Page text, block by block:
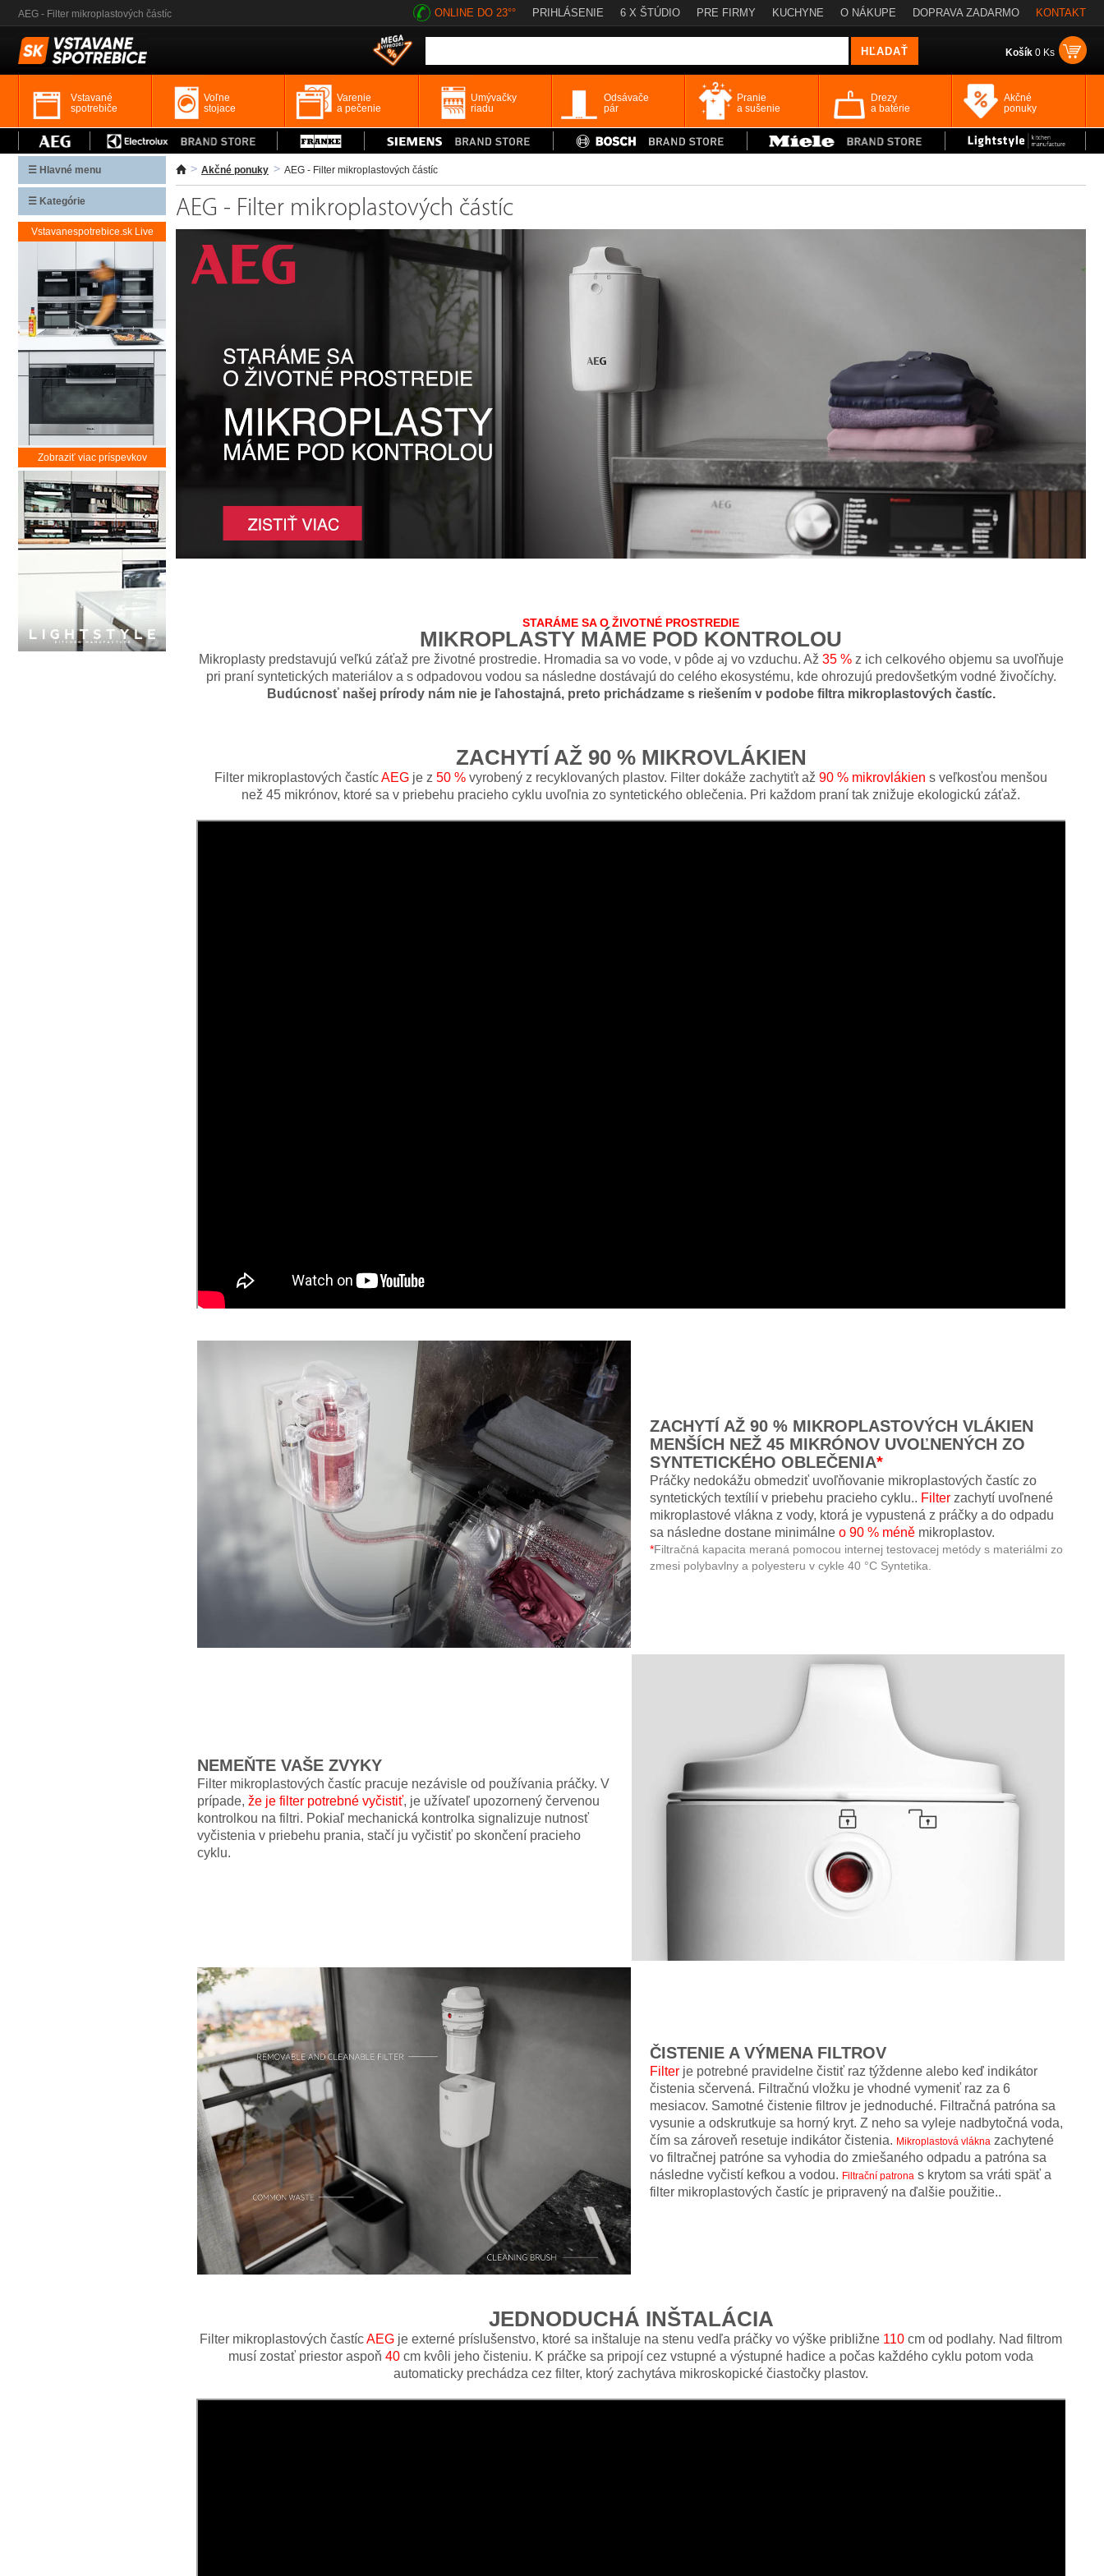
AEG - Filter mikroplastových částíc ONLINE DO 23°° PRIHLÁSENIE 6 X ŠTÚDIO PRE FIRMY KUCHYNE O NÁKUPE DOPRAVA ZADARMO KONTAKT
Košík0 Ks
Vstavané
spotrebiče
Voľne
stojace
Varenie
a pečenie
Umývačky
riadu
Odsávače
pár
Pranie
a sušenie
Drezy
a batérie
Akčné
ponuky
Akčné ponuky AEG - Filter mikroplastových částíc
AEG - Filter mikroplastových částíc
STARÁME SA O ŽIVOTNÉ PROSTREDIE
MIKROPLASTY MÁME POD KONTROLOU
Mikroplasty predstavujú veľkú záťaž pre životné prostredie. Hromadia sa vo vode, v pôde aj vo vzduchu. Až 35 %z ich celkového objemu sa uvoľňuje
pri praní syntetických materiálov a s odpadovou vodou sa následne dostávajú do celého ekosystému, kde ohrozujú predovšetkým vodné živočíchy.
Budúcnosť našej prírody nám nie je ľahostajná, preto prichádzame s riešením v podobe filtra mikroplastových častíc.
ZACHYTÍ AŽ 90 % MIKROVLÁKIEN
Filter mikroplastových častícAEG je z 50 % vyrobený z recyklovaných plastov. Filter dokáže zachytiťt až 90 % mikrovlákien s veľkosťou menšou
než 45 mikrónov, ktoré sa v priebehu pracieho cyklu uvoľnia zo syntetického oblečenia. Pri každom praní tak znižuje ekologickú záťaž.
ZACHYTÍ AŽ 90 % MIKROPLASTOVÝCH VLÁKIEN
MENŠÍCH NEŽ 45 MIKRÓNOV UVOĽNENÝCH ZO
SYNTETICKÉHO OBLEČENIA*
Práčky nedokážu obmedziť uvoľňovanie mikroplastových častíc zo
syntetických textílií v priebehu pracieho cyklu.. Filter zachytí uvoľnené
mikroplastové vlákna z vody, ktorá je vypustená z práčky a do odpadu
sa následne dostane minimálne o 90 % méně mikroplastov.
*Filtračná kapacita meraná pomocou internej testovacej metódy s materiálmi zo
zmesi polybavlny a polyesteru v cykle 40 °C Syntetika.
NEMEŇTE VAŠE ZVYKY
Filter mikroplastových častíc pracuje nezávisle od používania práčky. V
prípade, že je filter potrebné vyčistiť, je užívateľ upozornený červenou
kontrolkou na filtri. Pokiaľ mechanická kontrolka signalizuje nutnosť
vyčistenia v priebehu prania, stačí ju vyčistiť po skončení pracieho
cyklu.
ČISTENIE A VÝMENA FILTROV
Filter je potrebné pravidelne čistiť raz týždenne alebo keď indikátor
čistenia sčervená. Filtračnú vložku je vhodné vymeniť raz za 6
mesiacov. Samotné čistenie filtrov je jednoduché. Filtračná patróna sa
vysunie a odskrutkuje sa horný kryt. Z neho sa vyleje nadbytočná voda,
čím sa zároveň resetuje indikátor čistenia. Mikroplastová vlákna zachytené
vo filtračnej patróne sa vyhodia do zmiešaného odpadu a patróna sa
následne vyčistí kefkou a vodou. Filtrační patrona s krytom sa vráti späť a
filter mikroplastových častíc je pripravený na ďalšie použitie..
JEDNODUCHÁ INŠTALÁCIA
Filter mikroplastových častícAEG je externé príslušenstvo, ktoré sa inštaluje na stenu vedľa práčky vo výške približne 110 cm od podlahy. Nad filtrom
musí zostať priestor aspoň 40 cm kvôli jeho čisteniu. K práčke sa pripojí cez vstupné a výstupné hadice a počas každého cyklu potom voda
automaticky prechádza cez filter, ktorý zachytáva mikroskopické čiastočky plastov.
☰ Hlavné menu
☰ Kategórie
Vstavanespotrebice.sk Live
Zobraziť viac príspevkov